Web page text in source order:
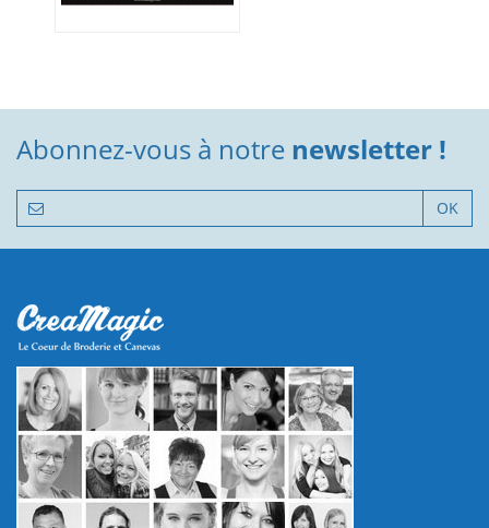
Abonnez-vous à notre newsletter !
OK